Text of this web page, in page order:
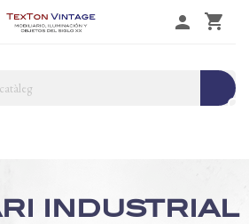
shopping_cart
person
search
industrial